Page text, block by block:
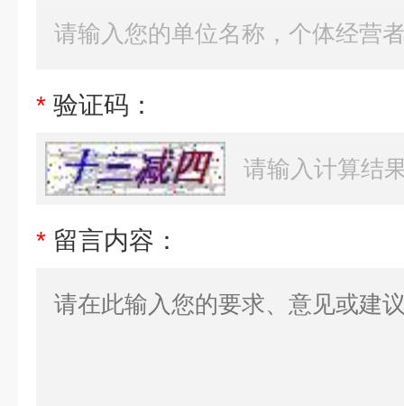
* 验证码：
* 留言内容：